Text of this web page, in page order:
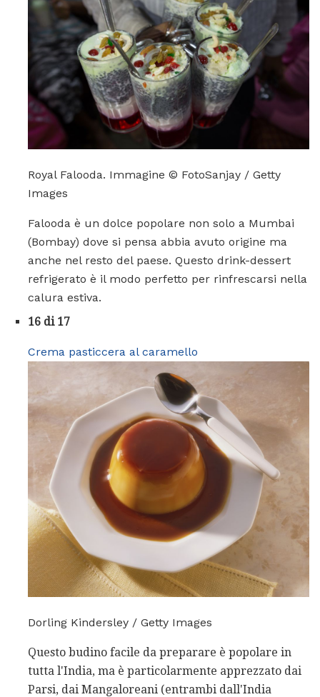
Royal Falooda. Immagine © FotoSanjay / Getty
Images
Falooda è un dolce popolare non solo a Mumbai
(Bombay) dove si pensa abbia avuto origine ma
anche nel resto del paese. Questo drink-dessert
refrigerato è il modo perfetto per rinfrescarsi nella
calura estiva.
16 di 17
Crema pasticcera al caramello
Dorling Kindersley / Getty Images
Questo budino facile da preparare è popolare in
tutta l'India, ma è particolarmente apprezzato dai
Parsi, dai Mangaloreani (entrambi dall'India